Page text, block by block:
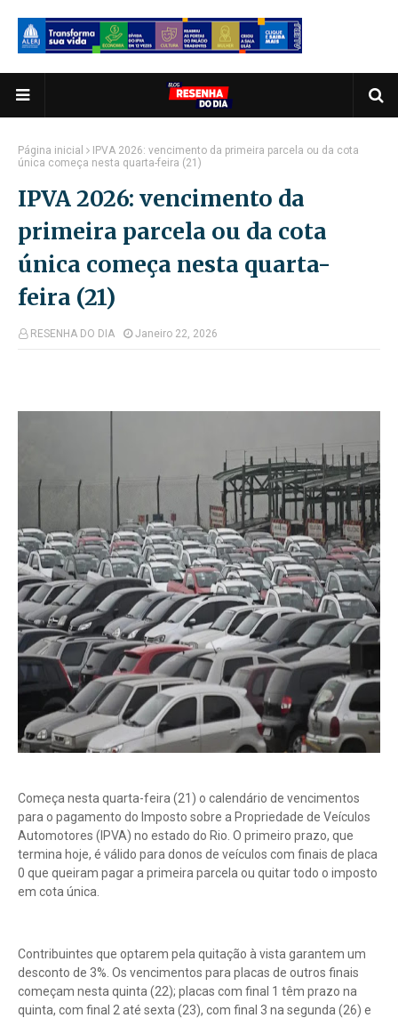
Página inicial
IPVA 2026: vencimento da primeira parcela ou da cota
única começa nesta quarta-feira (21)
IPVA 2026: vencimento da
primeira parcela ou da cota
única começa nesta quarta-
feira (21)
RESENHA DO DIA Janeiro 22, 2026
Começa nesta quarta-feira (21) o calendário de vencimentos
para o pagamento do Imposto sobre a Propriedade de Veículos
Automotores (IPVA) no estado do Rio. O primeiro prazo, que
termina hoje, é válido para donos de veículos com finais de placa
0 que queiram pagar a primeira parcela ou quitar todo o imposto
em cota única.
Contribuintes que optarem pela quitação à vista garantem um
desconto de 3%. Os vencimentos para placas de outros finais
começam nesta quinta (22); placas com final 1 têm prazo na
quinta, com final 2 até sexta (23), com final 3 na segunda (26) e